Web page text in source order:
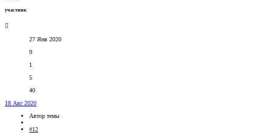
участник
27 Янв 2020
9
1
5
40
18 Авг 2020
Автор темы
#12